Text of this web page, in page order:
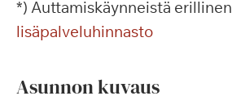
*) Auttamiskäynneistä erillinen
lisäpalveluhinnasto
Asunnon kuvaus